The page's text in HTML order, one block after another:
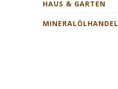
HAUS & GARTEN
MINERALÖLHANDEL